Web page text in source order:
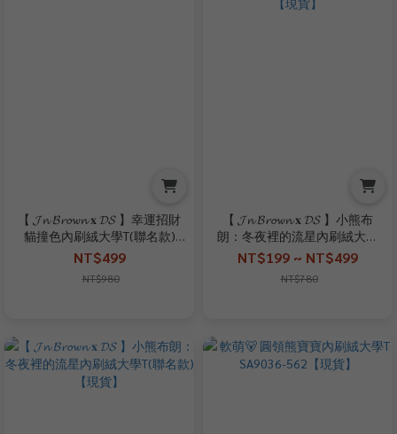
【 𝓙𝓷 𝓑𝓻𝓸𝔀𝓷 𝐱 𝓓𝓢 】幸運招財
貓撞色內刷絨大學T(聯名款)
【現貨】
NT$499
NT$980
【 𝓙𝓷 𝓑𝓻𝓸𝔀𝓷 𝐱 𝓓𝓢 】小熊布
朗：冬夜裡的流星內刷絨大學
T(聯名款)【現貨】
NT$199 ~ NT$499
NT$780